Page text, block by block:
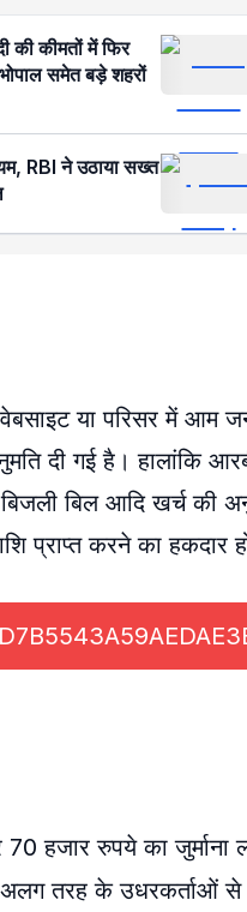
कीमतों में फिर
समेत बड़े शहरों
RBI ने उठाया सख्त
या परिसर में आम
दी गई है। हालांकि
बिजली बिल आदि खर्च की
प्राप्त करने का हकदार
70 हजार रुपये का
तरह के उधरकर्ताओं से